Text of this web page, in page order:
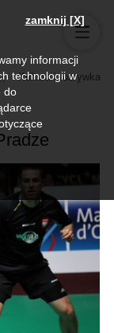
Kultura i rozrywka
zamknij [X]
informacji
technologii w
do